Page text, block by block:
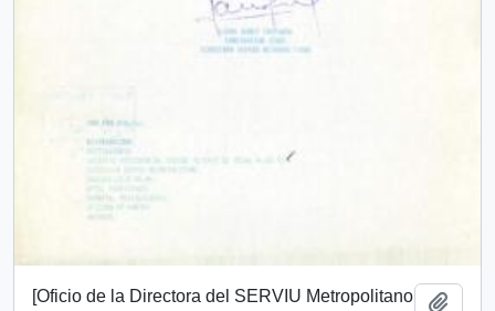
[Oficio de la Directora del SERVIU Metropolitano